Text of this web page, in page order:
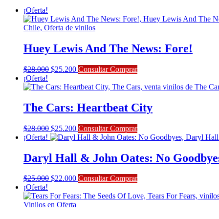
¡Oferta!
Huey Lewis And The News: Fore!
$28.000 El
original
$28.000.
$25.200El
actual
$25.200.
Consultar Comprar
¡Oferta!
The Cars: Heartbeat City
$28.000 El
precio
era:
$28.000.
$25.200El
precio
es:
$25.200.
Consultar Comprar
¡Oferta!
Daryl Hall & John Oates: No
$25.000 El
original
era:
$22.000El
actual
Consultar Comprar
¡Oferta!